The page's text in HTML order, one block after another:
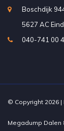
Boschdijk
5627 AC
040-741 00
© Copyright 2026 |
Megadump Dalen